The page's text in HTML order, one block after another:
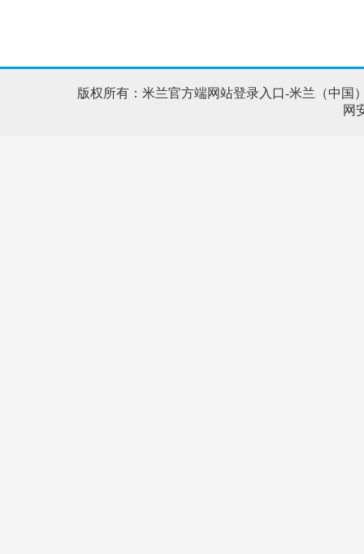
版权所有：米兰官方端网站登录入口-米兰（中国
网